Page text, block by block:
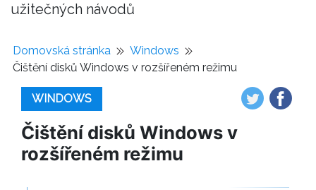
užitečných návodů
Domovská stránka
Windows
Čištění disků Windows v rozšířeném režimu
WINDOWS
Čištění disků Windows v
rozšířeném režimu